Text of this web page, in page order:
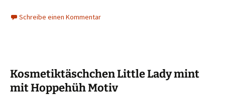
Schreibe einen Kommentar
Kosmetiktäschchen Little Lady mint
mit Hoppehüh Motiv